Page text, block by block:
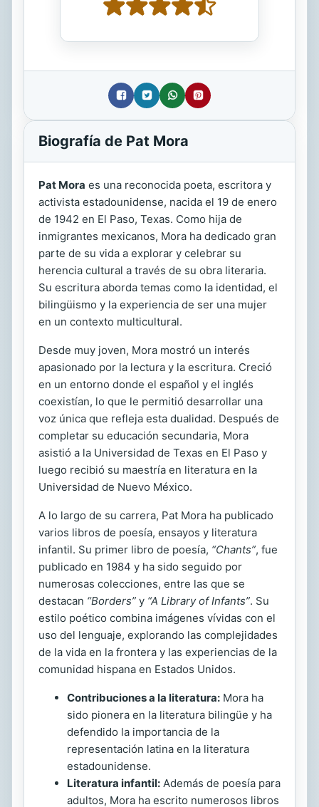
Biografía de Pat Mora
Pat Mora es una reconocida poeta, escritora y
activista estadounidense, nacida el 19 de enero
de 1942 en El Paso, Texas. Como hija de
inmigrantes mexicanos, Mora ha dedicado gran
parte de su vida a explorar y celebrar su
herencia cultural a través de su obra literaria.
Su escritura aborda temas como la identidad, el
bilingüismo y la experiencia de ser una mujer
en un contexto multicultural.
Desde muy joven, Mora mostró un interés
apasionado por la lectura y la escritura. Creció
en un entorno donde el español y el inglés
coexistían, lo que le permitió desarrollar una
voz única que refleja esta dualidad. Después de
completar su educación secundaria, Mora
asistió a la Universidad de Texas en El Paso y
luego recibió su maestría en literatura en la
Universidad de Nuevo México.
A lo largo de su carrera, Pat Mora ha publicado
varios libros de poesía, ensayos y literatura
infantil. Su primer libro de poesía, “Chants”, fue
publicado en 1984 y ha sido seguido por
numerosas colecciones, entre las que se
destacan “Borders” y “A Library of Infants”. Su
estilo poético combina imágenes vívidas con el
uso del lenguaje, explorando las complejidades
de la vida en la frontera y las experiencias de la
comunidad hispana en Estados Unidos.
Contribuciones a la literatura: Mora ha
sido pionera en la literatura bilingüe y ha
defendido la importancia de la
representación latina en la literatura
estadounidense.
Literatura infantil: Además de poesía para
adultos, Mora ha escrito numerosos libros